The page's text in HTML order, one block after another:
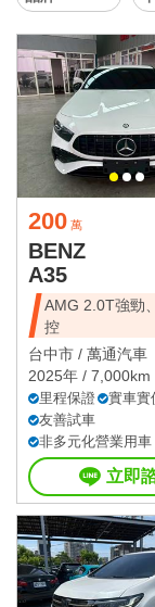
200 萬
BENZ
A35
AMG 2.0T強勁
控
台中市 / 萬通汽車
2025年 / 7,000km
里程保證
實車實
友善試車
非多元化營業用車
立即